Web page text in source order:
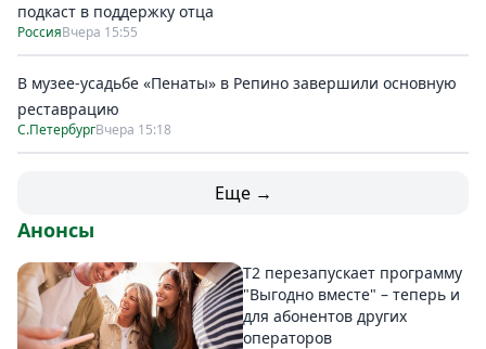
подкаст в поддержку отца
РоссияВчера 15:55
В музее-усадьбе «Пенаты» в Репино завершили основную
реставрацию
С.ПетербургВчера 15:18
Еще →
Анонсы
Т2 перезапускает программу
"Выгодно вместе" – теперь и
для абонентов других
операторов